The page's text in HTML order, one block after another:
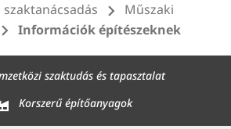
Műszaki
Információk építészeknek
szaktudás és tapasztalat
Korszerű építőanyagok